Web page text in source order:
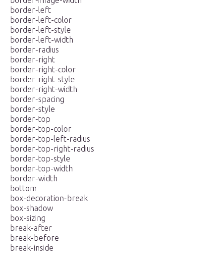
border-left
border-left-color
border-left-style
border-left-width
border-radius
border-right
border-right-color
border-right-style
border-right-width
border-spacing
border-style
border-top
border-top-color
border-top-left-radius
border-top-right-radius
border-top-style
border-top-width
border-width
bottom
box-decoration-break
box-shadow
box-sizing
break-after
break-before
break-inside